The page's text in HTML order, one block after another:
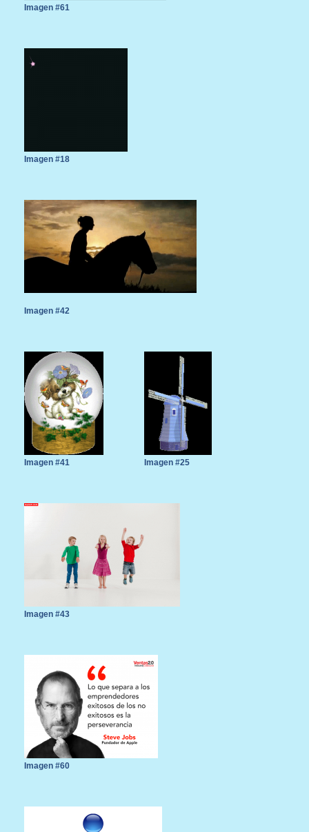
Imagen #61
Imagen #18
Imagen #42
Imagen #41 Imagen #25
Imagen #43
Imagen #60